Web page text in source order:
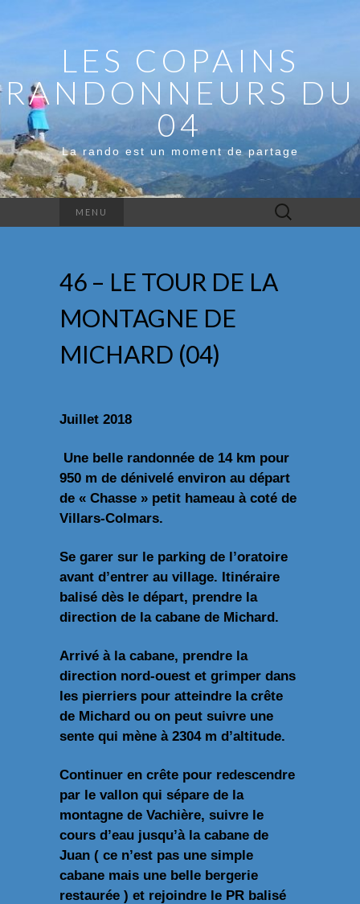
LES COPAINS
RANDONNEURS DU
04
La rando est un moment de partage
MENU Rechercher :
46 – LE TOUR DE LA
MONTAGNE DE
MICHARD (04)
Juillet 2018
Une belle randonnée de 14 km pour
950 m de dénivelé environ au départ
de « Chasse » petit hameau à coté de
Villars-Colmars.
Se garer sur le parking de l’oratoire
avant d’entrer au village. Itinéraire
balisé dès le départ, prendre la
direction de la cabane de Michard.
Arrivé à la cabane, prendre la
direction nord-ouest et grimper dans
les pierriers pour atteindre la crête
de Michard ou on peut suivre une
sente qui mène à 2304 m d’altitude.
Continuer en crête pour redescendre
par le vallon qui sépare de la
montagne de Vachière, suivre le
cours d’eau jusqu’à la cabane de
Juan ( ce n’est pas une simple
cabane mais une belle bergerie
restaurée ) et rejoindre le PR balisé